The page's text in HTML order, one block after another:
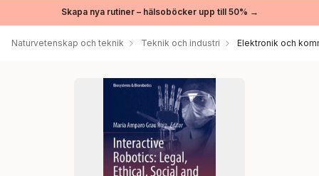
Skapa nya rutiner – hälsoböcker upp till 50% →
Naturvetenskap och teknik Teknik och industri Elektronik och